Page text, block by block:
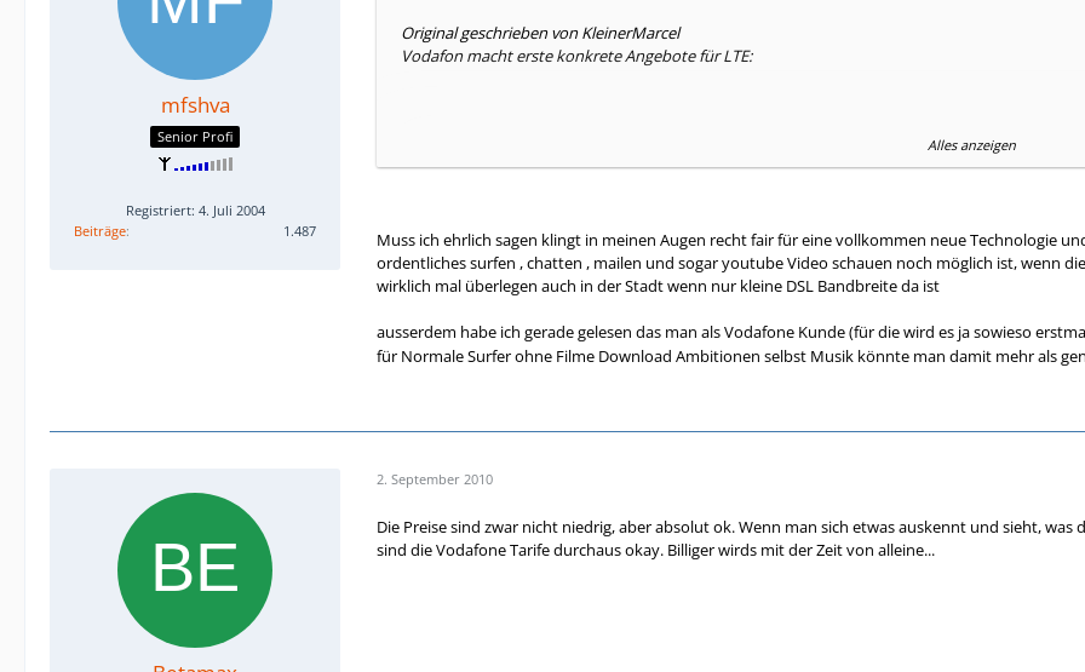
mfshva
Senior Profi
Registriert: 4. Juli 2004
Beiträge
1.487
Original geschrieben von KleinerMarcel
Vodafon macht erste konkrete Angebote für LTE:
Da wird also die Messlatte ziemlich hoch angelegt beim Preis! Die Reduzierung der
könnte normalerweise auch in den derzeitigen Tarifen angewandt werden!
Alles anzeigen
Muss ich ehrlich sagen klingt in meinen Augen recht fair für eine vollkommen neue Technologie
ordentliches surfen , chatten , mailen und sogar youtube Video schauen noch möglich ist, wenn
wirklich mal überlegen auch in der Stadt wenn nur kleine DSL Bandbreite da ist
ausserdem habe ich gerade gelesen das man als Vodafone Kunde (für die wird es ja sowieso
für Normale Surfer ohne Filme Download Ambitionen selbst Musik könnte man damit mehr als
2. September 2010
Die Preise sind zwar nicht niedrig, aber absolut ok. Wenn man sich etwas auskennt und sieht,
sind die Vodafone Tarife durchaus okay. Billiger wirds mit der Zeit von alleine...